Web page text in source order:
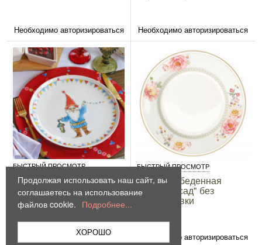
Необходимо авторизироваться Необходимо авторизироваться
БЫСТРЫЙ ПРОСМОТР
Тарелка обеденная
"Гномы"
Необходимо авторизироваться
БЫСТРЫЙ ПРОСМОТР
Тарелка обеденная
"Райский сад" без
инд.упаковки
Необходимо авторизироваться
Продолжая использовать наш сайт, вы
соглашаетесь на использование
файлов cookie. Подробнее...
ХОРОШО